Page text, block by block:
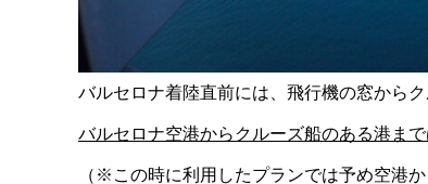
バルセロナ着陸直前には、飛行機の窓から
バルセロナ空港からクルーズ船のある港ま
（※この時に利用したプランでは予め空港